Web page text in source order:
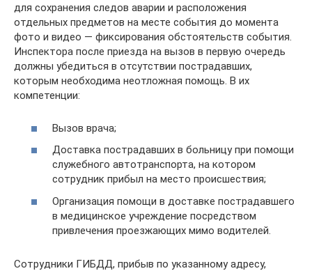
для сохранения следов аварии и расположения
отдельных предметов на месте события до момента
фото и видео — фиксирования обстоятельств события.
Инспектора после приезда на вызов в первую очередь
должны убедиться в отсутствии пострадавших,
которым необходима неотложная помощь. В их
компетенции:
Вызов врача;
Доставка пострадавших в больницу при помощи
служебного автотранспорта, на котором
сотрудник прибыл на место происшествия;
Организация помощи в доставке пострадавшего
в медицинское учреждение посредством
привлечения проезжающих мимо водителей.
Сотрудники ГИБДД, прибыв по указанному адресу,